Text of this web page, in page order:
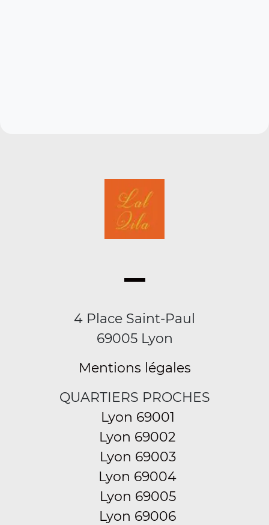
4 Place Saint-Paul
69005 Lyon
Mentions légales
QUARTIERS PROCHES
Lyon 69001
Lyon 69002
Lyon 69003
Lyon 69004
Lyon 69005
Lyon 69006